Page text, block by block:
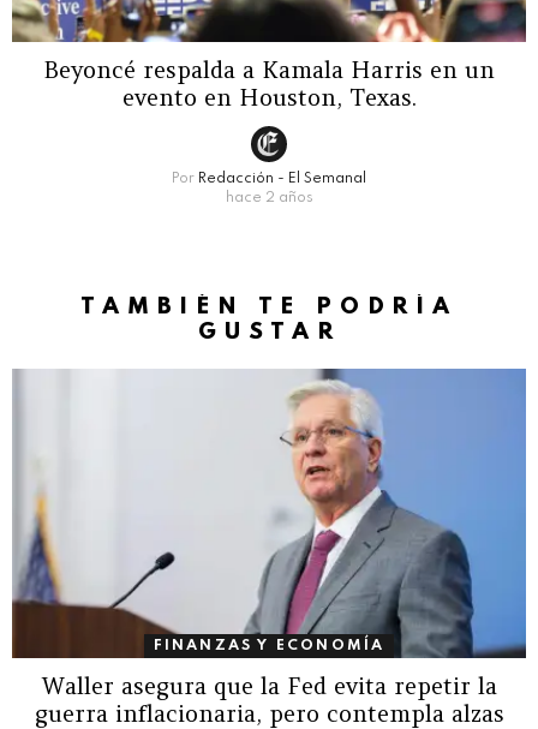
Beyoncé respalda a Kamala Harris en un
evento en Houston, Texas.
Por Redacción - El Semanal
hace 2 años
TAMBIÉN TE PODRÍA
GUSTAR
FINANZAS Y ECONOMÍA
Waller asegura que la Fed evita repetir la
guerra inflacionaria, pero contempla alzas